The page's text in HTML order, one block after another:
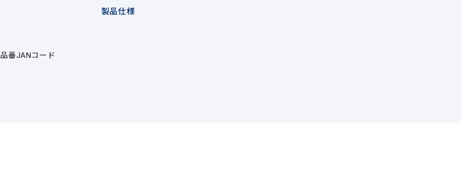
製品仕様
品番JANコード